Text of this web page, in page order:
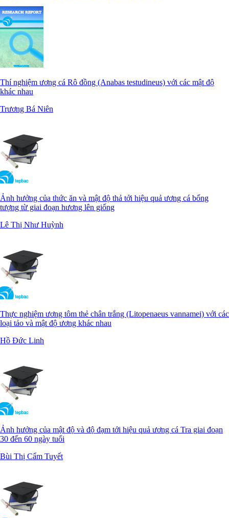
Thí nghiệm ương cá Rô đồng (Anabas testudineus) với các mật độ
khác nhau
Trương Bá Niên
Ảnh hưởng của thức ăn và mật độ thả tới hiệu quả ương cá bống
tượng từ giai đoạn hương lên giống
Lê Thị Như Huỳnh
Thực nghiệm ương tôm thẻ chân trắng (Litopenaeus vannamei) với các
loại tảo và mật độ ương khác nhau
Hồ Đức Linh
Ảnh hưởng của mật độ và độ đạm tới hiệu quả ương cá Tra giai đoạn
30 đến 60 ngày tuổi
Bùi Thị Cẩm Tuyết